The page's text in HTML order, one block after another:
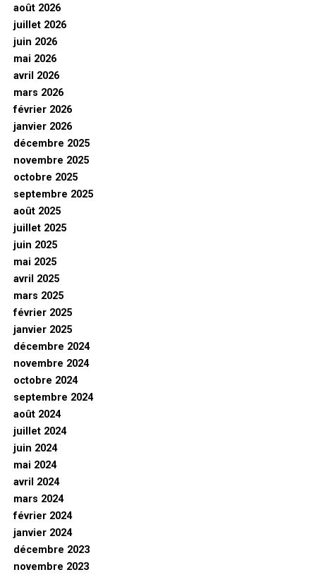
août 2026
juillet 2026
juin 2026
mai 2026
avril 2026
mars 2026
février 2026
janvier 2026
décembre 2025
novembre 2025
octobre 2025
septembre 2025
août 2025
juillet 2025
juin 2025
mai 2025
avril 2025
mars 2025
février 2025
janvier 2025
décembre 2024
novembre 2024
octobre 2024
septembre 2024
août 2024
juillet 2024
juin 2024
mai 2024
avril 2024
mars 2024
février 2024
janvier 2024
décembre 2023
novembre 2023